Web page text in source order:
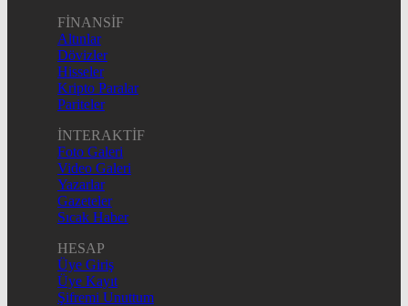
FİNANSİF
Altınlar
Dövizler
Hisseler
Kripto Paralar
Pariteler
İNTERAKTİF
Foto Galeri
Video Galeri
Yazarlar
Gazeteler
Sıcak Haber
HESAP
Üye Giriş
Üye Kayıt
Şifremi Unuttum